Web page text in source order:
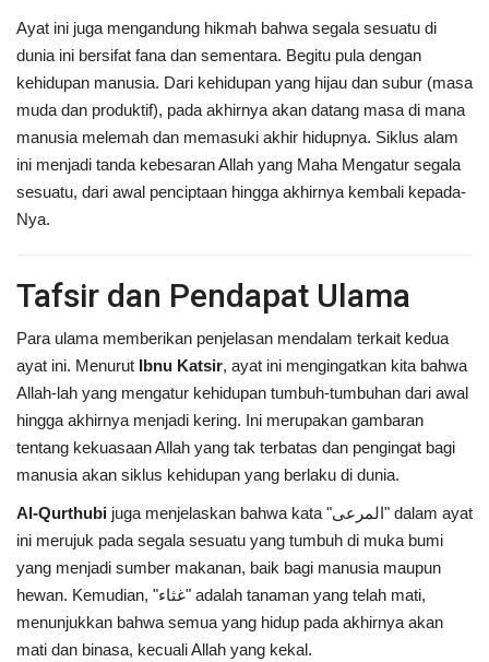
Ayat ini juga mengandung hikmah bahwa segala sesuatu di
dunia ini bersifat fana dan sementara. Begitu pula dengan
kehidupan manusia. Dari kehidupan yang hijau dan subur (masa
muda dan produktif), pada akhirnya akan datang masa di mana
manusia melemah dan memasuki akhir hidupnya. Siklus alam
ini menjadi tanda kebesaran Allah yang Maha Mengatur segala
sesuatu, dari awal penciptaan hingga akhirnya kembali kepada-
Nya.
Tafsir dan Pendapat Ulama
Para ulama memberikan penjelasan mendalam terkait kedua
ayat ini. Menurut Ibnu Katsir, ayat ini mengingatkan kita bahwa
Allah-lah yang mengatur kehidupan tumbuh-tumbuhan dari awal
hingga akhirnya menjadi kering. Ini merupakan gambaran
tentang kekuasaan Allah yang tak terbatas dan pengingat bagi
manusia akan siklus kehidupan yang berlaku di dunia.
Al-Qurthubi juga menjelaskan bahwa kata "المرعى" dalam ayat
ini merujuk pada segala sesuatu yang tumbuh di muka bumi
yang menjadi sumber makanan, baik bagi manusia maupun
hewan. Kemudian, "غثاء" adalah tanaman yang telah mati,
menunjukkan bahwa semua yang hidup pada akhirnya akan
mati dan binasa, kecuali Allah yang kekal.